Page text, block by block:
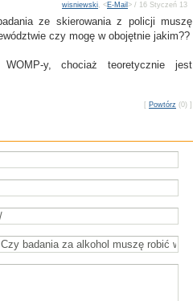
wisniewski, <E-Mail > / 16 Styczeń 13
ze skierowania z policji muszę
czy mogę w obojętnie jakim??
y, chociaż teoretycznie jest
[ Powtórz (0) ]